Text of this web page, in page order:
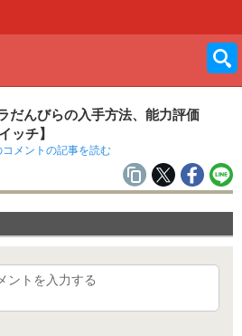
だんびらの入手方法、能力評価
ッチ】
メントの記事を読む
ントを入力する